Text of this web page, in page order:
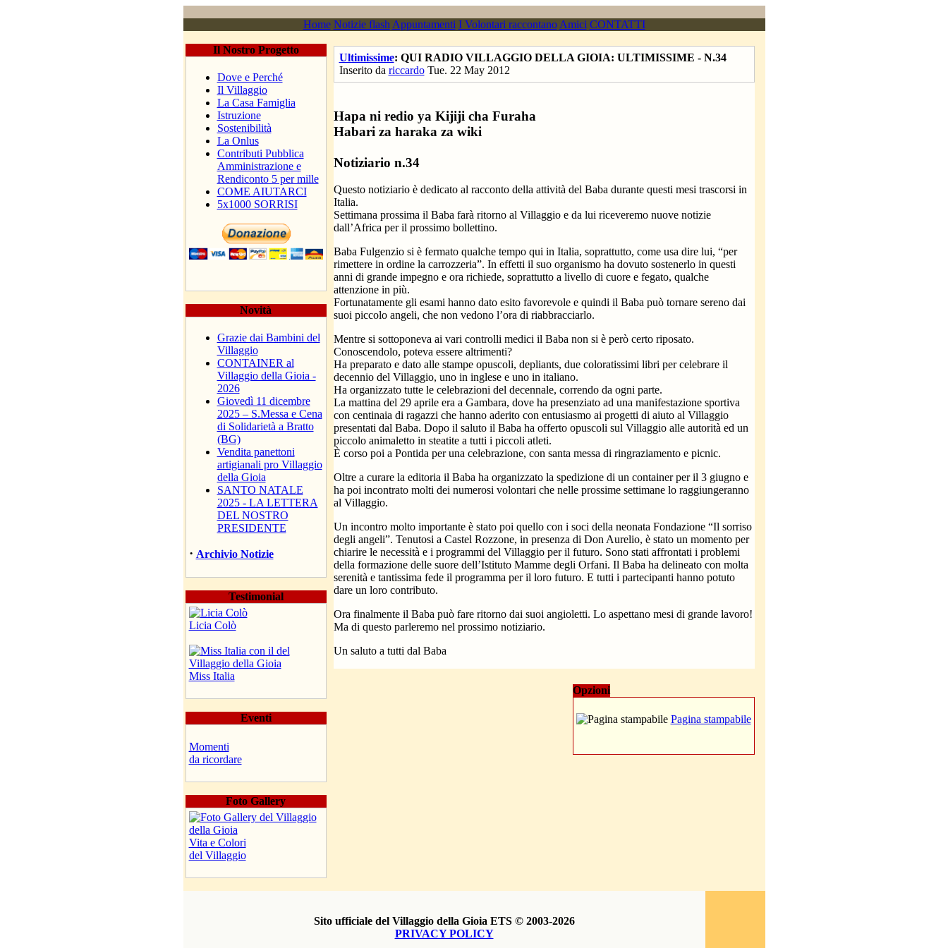
Home Notizie flash Appuntamenti I Volontari raccontano Amici CONTATTI
Il Nostro Progetto
Dove e Perché
Il Villaggio
La Casa Famiglia
Istruzione
Sostenibilità
La Onlus
Contributi Pubblica
Amministrazione e
Rendiconto 5 per mille
COME AIUTARCI
5x1000 SORRISI
Novità
Grazie dai Bambini del
Villaggio
CONTAINER al
Villaggio della Gioia -
2026
Giovedì 11 dicembre
2025 – S.Messa e Cena
di Solidarietà a Bratto
(BG)
Vendita panettoni
artigianali pro Villaggio
della Gioia
SANTO NATALE
2025 - LA LETTERA
DEL NOSTRO
PRESIDENTE
· Archivio Notizie
Testimonial
Licia Colò
Miss Italia
Eventi
Momenti
da ricordare
Foto Gallery
Vita e Colori
del Villaggio
Ultimissime: QUI RADIO VILLAGGIO DELLA GIOIA: ULTIMISSIME - N.34
Inserito da riccardoTue. 22 May 2012
Hapa ni redio ya Kijiji cha Furaha
Habari za haraka za wiki
Notiziario n.34
Questo notiziario è dedicato al racconto della attività del Baba durante questi mesi trascorsi in
Italia.
Settimana prossima il Baba farà ritorno al Villaggio e da lui riceveremo nuove notizie
dall’Africa per il prossimo bollettino.
Baba Fulgenzio si è fermato qualche tempo qui in Italia, soprattutto, come usa dire lui, “per
rimettere in ordine la carrozzeria”. In effetti il suo organismo ha dovuto sostenerlo in questi
anni di grande impegno e ora richiede, soprattutto a livello di cuore e fegato, qualche
attenzione in più.
Fortunatamente gli esami hanno dato esito favorevole e quindi il Baba può tornare sereno dai
suoi piccolo angeli, che non vedono l’ora di riabbracciarlo.
Mentre si sottoponeva ai vari controlli medici il Baba non si è però certo riposato.
Conoscendolo, poteva essere altrimenti?
Ha preparato e dato alle stampe opuscoli, depliants, due coloratissimi libri per celebrare il
decennio del Villaggio, uno in inglese e uno in italiano.
Ha organizzato tutte le celebrazioni del decennale, correndo da ogni parte.
La mattina del 29 aprile era a Gambara, dove ha presenziato ad una manifestazione sportiva
con centinaia di ragazzi che hanno aderito con entusiasmo ai progetti di aiuto al Villaggio
presentati dal Baba. Dopo il saluto il Baba ha offerto opuscoli sul Villaggio alle autorità ed un
piccolo animaletto in steatite a tutti i piccoli atleti.
È corso poi a Pontida per una celebrazione, con santa messa di ringraziamento e picnic.
Oltre a curare la editoria il Baba ha organizzato la spedizione di un container per il 3 giugno e
ha poi incontrato molti dei numerosi volontari che nelle prossime settimane lo raggiungeranno
al Villaggio.
Un incontro molto importante è stato poi quello con i soci della neonata Fondazione “Il sorriso
degli angeli”. Tenutosi a Castel Rozzone, in presenza di Don Aurelio, è stato un momento per
chiarire le necessità e i programmi del Villaggio per il futuro. Sono stati affrontati i problemi
della formazione delle suore dell’Istituto Mamme degli Orfani. Il Baba ha delineato con molta
serenità e tantissima fede il programma per il loro futuro. E tutti i partecipanti hanno potuto
dare un loro contributo.
Ora finalmente il Baba può fare ritorno dai suoi angioletti. Lo aspettano mesi di grande lavoro!
Ma di questo parleremo nel prossimo notiziario.
Un saluto a tutti dal Baba
Opzioni
Pagina stampabile
Sito ufficiale del Villaggio della Gioia ETS © 2003-2026
PRIVACY POLICY